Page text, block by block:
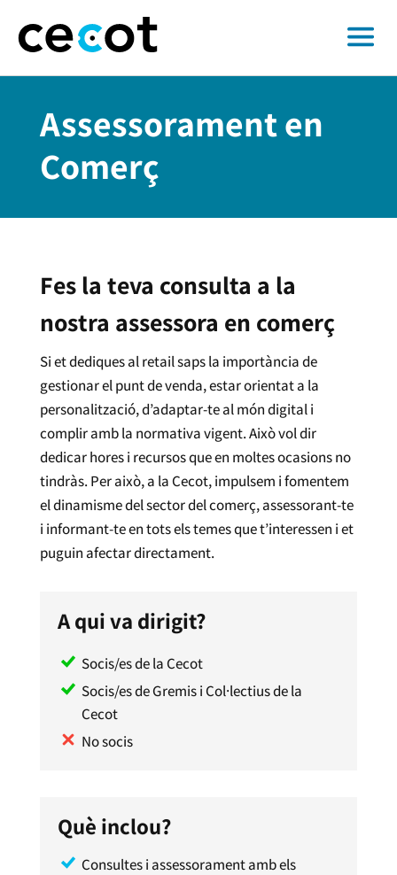
Assessorament en
Comerç
Fes la teva consulta a la
nostra assessora en comerç
Si et dediques al retail saps la importància de
gestionar el punt de venda, estar orientat a la
personalització, d’adaptar-te al món digital i
complir amb la normativa vigent. Això vol dir
dedicar hores i recursos que en moltes ocasions no
tindràs. Per això, a la Cecot, impulsem i fomentem
el dinamisme del sector del comerç, assessorant-te
i informant-te en tots els temes que t’interessen i et
puguin afectar directament.
A qui va dirigit?
Socis/es de la Cecot
Socis/es de Gremis i Col·lectius de la
Cecot
No socis
Què inclou?
Consultes i assessorament amb els